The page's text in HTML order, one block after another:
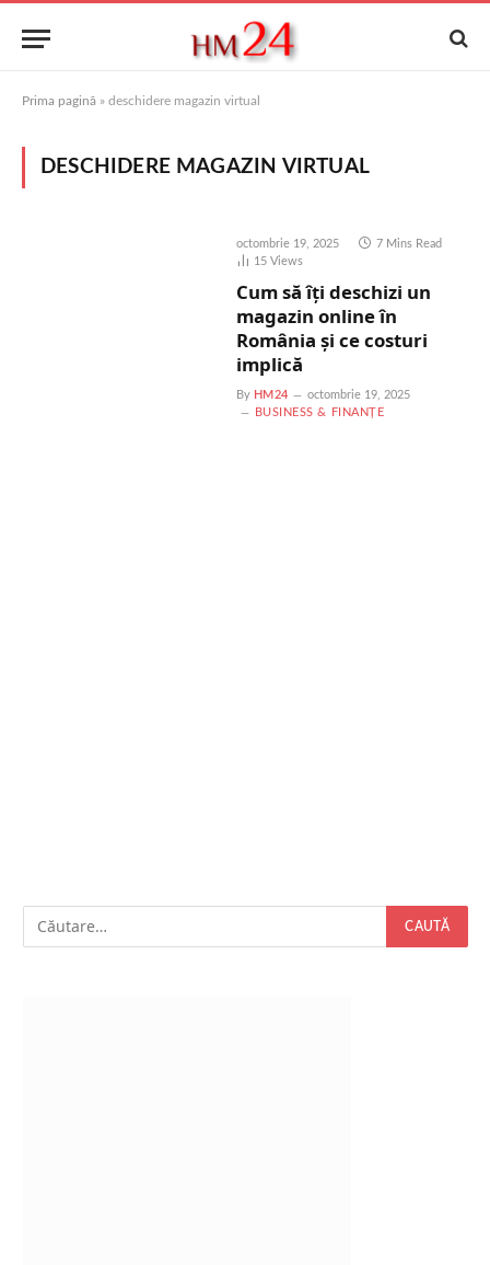
Prima pagină » deschidere magazin virtual
DESCHIDERE MAGAZIN VIRTUAL
octombrie 19, 2025
7 Mins Read
15 Views
Cum să îți deschizi un
magazin online în
România și ce costuri
implică
By HM24
octombrie 19, 2025
BUSINESS & FINANȚE